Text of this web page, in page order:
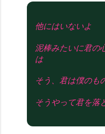
他にはいないよ
泥棒みたいに君の
は
そう、君は僕のも
そうやって君を落